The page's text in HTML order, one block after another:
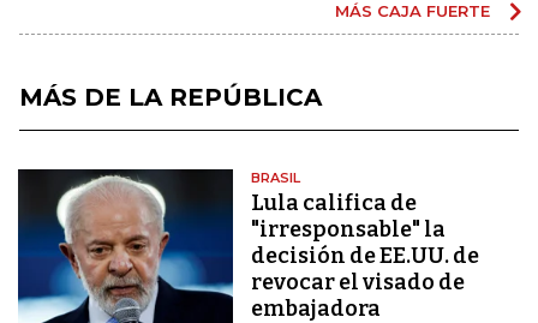
MÁS CAJA FUERTE
MÁS DE LA REPÚBLICA
BRASIL
Lula califica de
"irresponsable" la
decisión de EE.UU. de
revocar el visado de
embajadora